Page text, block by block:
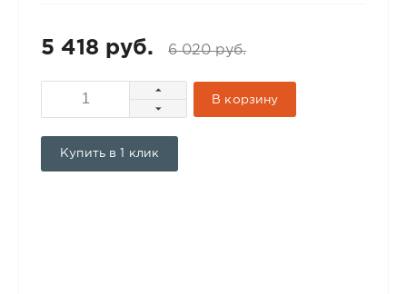
5 418 руб. 6 020 руб.
В корзину
Купить в 1 клик